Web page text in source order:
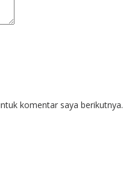
komentar saya berikutnya.